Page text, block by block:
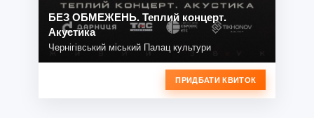
БЕЗ ОБМЕЖЕНЬ. Теплий концерт.
Акустика
Чернігівський міський Палац культури
ПРИДБАТИ КВИТОК